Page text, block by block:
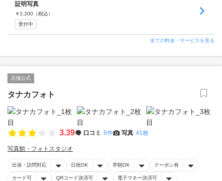
証明写真
￥2,200 （税込）
受付中
全ての料金・サービスを見る
店舗公式
タナカフォト
3.39 口コミ 6件 写真 41枚
写真館・フォトスタジオ
出張・訪問対応 日祝OK 早朝OK クーポン有
カード可 QRコード決済可 電子マネー決済可